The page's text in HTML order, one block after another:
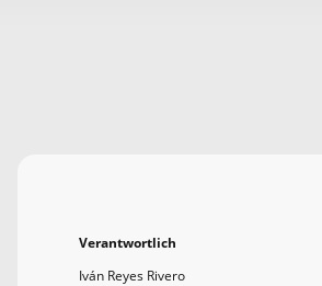
Verantwortlich
Iván Reyes Rivero